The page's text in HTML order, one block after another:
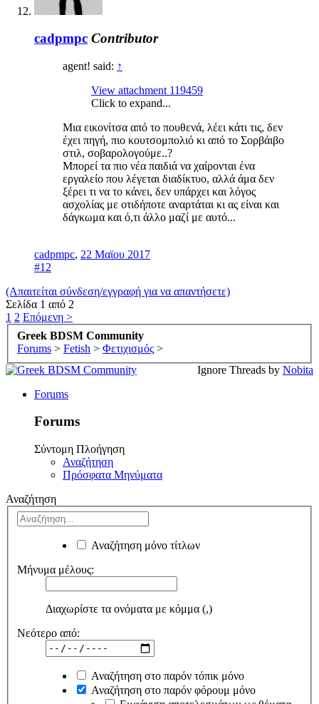
cadpmpc Contributor
agent! said: ↑
View attachment 119459
Click to expand...
Mια εικονίτσα από το πουθενά, λέει κάτι τις, δεν
έχει πηγή, πιο κουτσομπολιό κι από το Σορβάιβο
στιλ, σοβαρολογούμε..?
Μπορεί τα πιο νέα παιδιά να χαίρονται ένα
εργαλείο που λέγεται διαδίκτυο, αλλά άμα δεν
ξέρει τι να το κάνει, δεν υπάρχει και λόγος
ασχολίας με οτιδήποτε αναρτάται κι ας είναι και
δάγκωμα και ό,τι άλλο μαζί με αυτό...
cadpmpc, 22 Μαϊου 2017
#12
(Απαιτείται σύνδεση/εγγραφή για να απαντήσετε)
Σελίδα 1 από 2
1 2 Επόμενη >
Greek BDSM Community
Forums > Fetish > Φετιχισμός >
Ignore Threads by Nobita
Forums
Forums
Σύντομη Πλοήγηση
Αναζήτηση
Πρόσφατα Μηνύματα
Αναζήτηση
Αναζήτηση μόνο τίτλων
Μήνυμα μέλους:
Διαχωρίστε τα ονόματα με κόμμα (,)
Νεότερο από:
Αναζήτηση στο παρόν τόπικ μόνο
Αναζήτηση στο παρόν φόρουμ μόνο